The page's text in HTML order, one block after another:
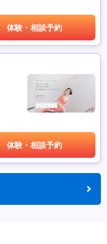
体験・相談予約
体験・相談予約